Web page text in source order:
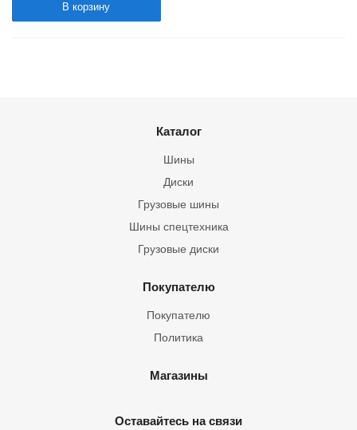
В корзину
Каталог
Шины
Грузовые шины
Шины спецтехника
Диски
Грузовые диски
Покупателю
Покупателю
Политика
Магазины
Оставайтесь на связи